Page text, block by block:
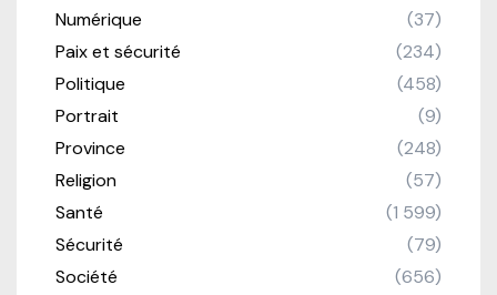
Numérique
(37)
Paix et sécurité
(234)
Politique
(458)
Portrait
(9)
Province
(248)
Religion
(57)
Santé
(1 599)
Sécurité
(79)
Société
(656)